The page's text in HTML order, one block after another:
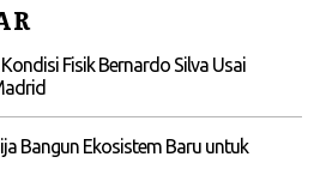
Fisik Bernardo Silva Usai
Bangun Ekosistem Baru untuk